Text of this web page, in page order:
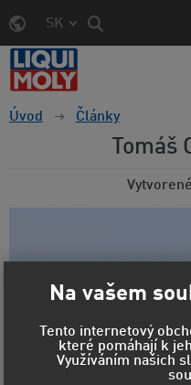
SK
Úvod Články
Tomáš
Vytvorené
Na vašem
Tento internetový
které pomáhají k
Využíváním našich